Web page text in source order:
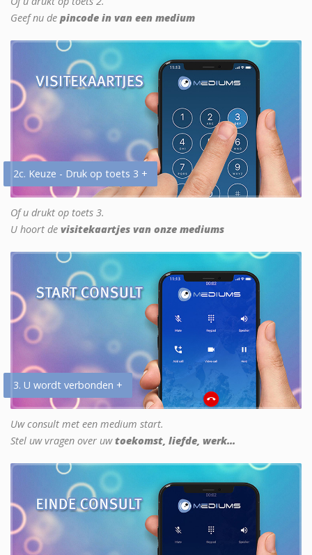
Geef nu de pincode in van een medium
2c. Keuze - Druk op toets 3 +
Of u drukt op toets 3.
U hoort de visitekaartjes van onze mediums
3. U wordt verbonden +
Uw consult met een medium start.
Stel uw vragen over uwtoekomst, liefde, werk...